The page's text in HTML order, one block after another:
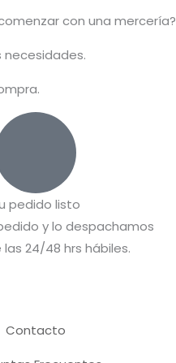
con una mercería?
pedido listo
y lo despachamos
24/48 hrs hábiles.
Contacto